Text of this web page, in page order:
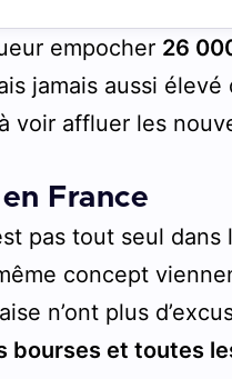
empocher 26
jamais aussi
voir affluer les
France
pas tout seul
concept
n’ont plus
bourses et toutes